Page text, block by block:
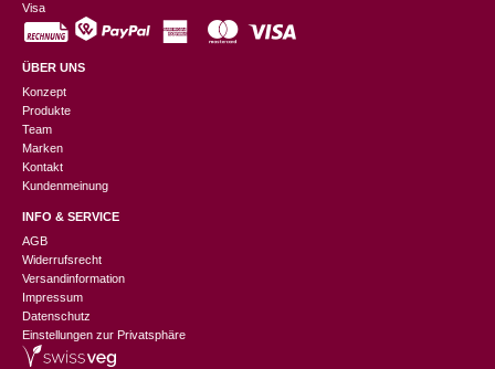
Visa
ÜBER UNS
Konzept
Produkte
Team
Marken
Kontakt
Kundenmeinung
INFO & SERVICE
AGB
Widerrufsrecht
Versandinformation
Impressum
Datenschutz
Einstellungen zur Privatsphäre